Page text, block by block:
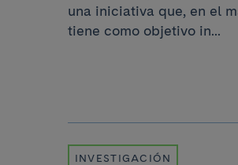
una iniciativa que, en el
tiene como objetivo in...
INVESTIGACIÓN